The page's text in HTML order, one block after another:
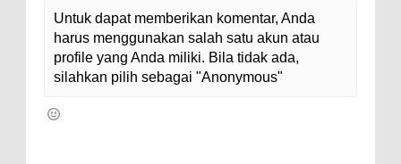
Untuk dapat memberikan komentar, Anda
harus menggunakan salah satu akun atau
profile yang Anda miliki. Bila tidak ada,
silahkan pilih sebagai "Anonymous"